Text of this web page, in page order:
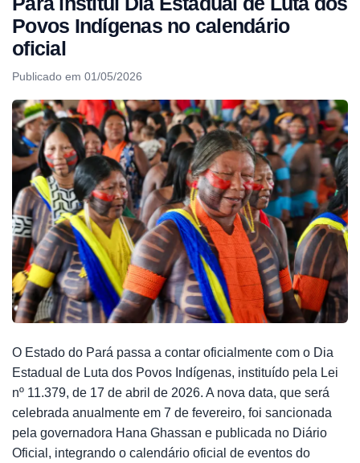
Povos Indígenas no calendário
oficial
Publicado em 01/05/2026
O Estado do Pará passa a contar oficialmente com o Dia
Estadual de Luta dos Povos Indígenas, instituído pela Lei
nº 11.379, de 17 de abril de 2026. A nova data, que será
celebrada anualmente em 7 de fevereiro, foi sancionada
pela governadora Hana Ghassan e publicada no Diário
Oficial, integrando o calendário oficial de eventos do